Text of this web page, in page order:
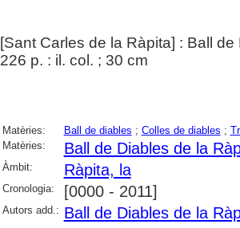
[Sant Carles de la Ràpita] : Ball
226 p. : il. col. ; 30 cm
Matèries: Ball de diables ; Colles de diables ;
Matèries:
Ball de Diables de la
Àmbit: Ràpita, la
Cronologia: [0000 - 2011]
Autors add.: Ball de Diables de la